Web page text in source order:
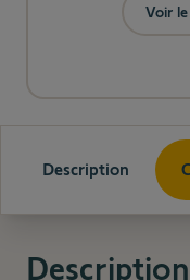
Voir
Description
Description